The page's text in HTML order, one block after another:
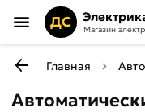
ДС Магазин
Главная